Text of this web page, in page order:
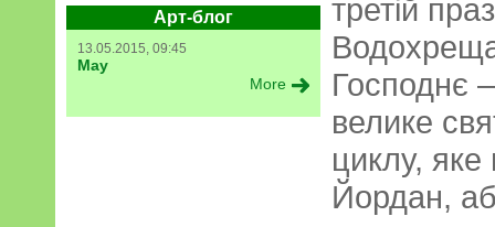
Арт-блог
13.05.2015, 09:45
May
More
третій
Господнє
велике
циклу, яке
Йордан,